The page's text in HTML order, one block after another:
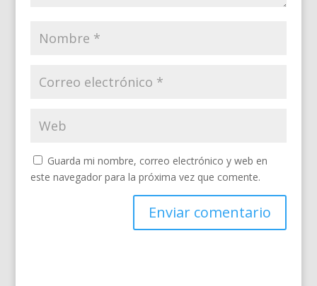
Guarda mi nombre, correo electrónico y web en
este navegador para la próxima vez que comente.